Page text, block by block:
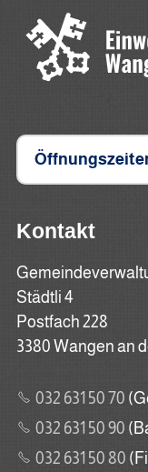
Kontakt
Städtli 4
Postfach 228
3380 Wangen an
032 631 50 70
032 631 50 90
032 631 50 80